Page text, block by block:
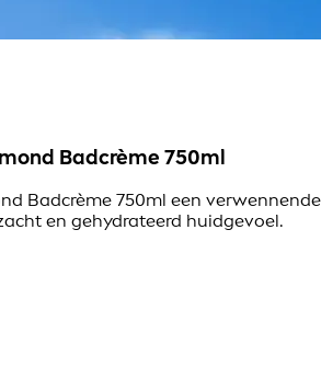
Badcrème 750ml
Badcrème 750ml een verwennende
en gehydrateerd huidgevoel.